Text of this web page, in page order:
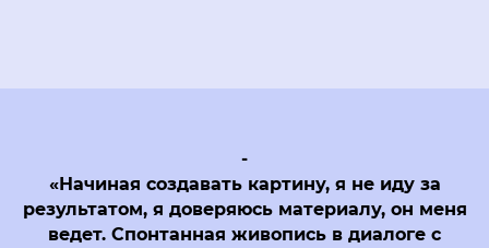
-
«Начиная создавать картину, я не иду за
результатом, я доверяюсь материалу, он меня
ведет. Спонтанная живопись в диалоге с